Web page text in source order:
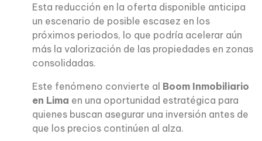
Esta reducción en la oferta disponible anticipa
un escenario de posible escasez en los
próximos periodos, lo que podría acelerar aún
más la valorización de las propiedades en zonas
consolidadas.
Este fenómeno convierte al Boom Inmobiliario
en Lima en una oportunidad estratégica para
quienes buscan asegurar una inversión antes de
que los precios continúen al alza.